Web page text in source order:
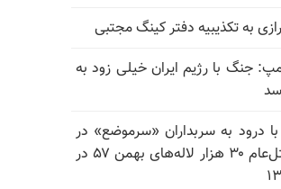
به تکذیبیه دفتر کینگ مجتبی
جنگ با رژیم ایران خیلی زود به
با درود به سربداران «سرموضع» در
سالگرد قتل‌عام ۳۰ هزار لاله‌های بهمن ۵۷ در